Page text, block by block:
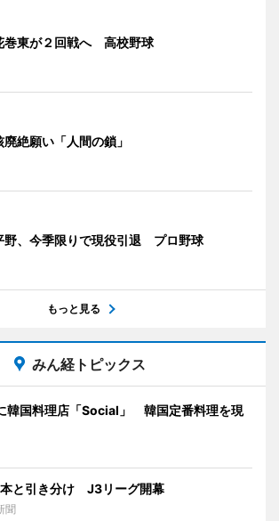
巻東が２回戦へ 高校野球
廃絶願い「人間の鎖」
野、今季限りで現役引退 プロ野球
もっと見る
みん経トピックス
韓国料理店「Social」 韓国定番料理を現
と引き分け J3リーグ開幕
聞